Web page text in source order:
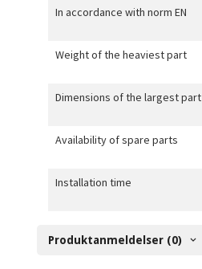
In accordance with norm EN
Weight of the heaviest part
Dimensions of the largest part
Availability of spare parts
Installation time
Produktanmeldelser (0)